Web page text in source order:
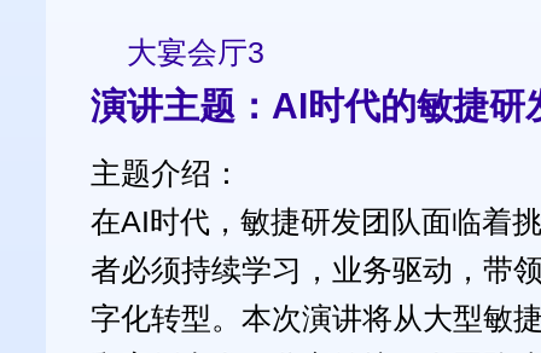
大宴会厅3
演讲主题：AI时代的敏捷研
主题介绍：
在AI时代，敏捷研发团队面临着
者必须持续学习，业务驱动，带
字化转型。本次演讲将从大型敏